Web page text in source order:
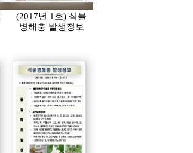
(2017년 1호) 식물
병해충 발생정보